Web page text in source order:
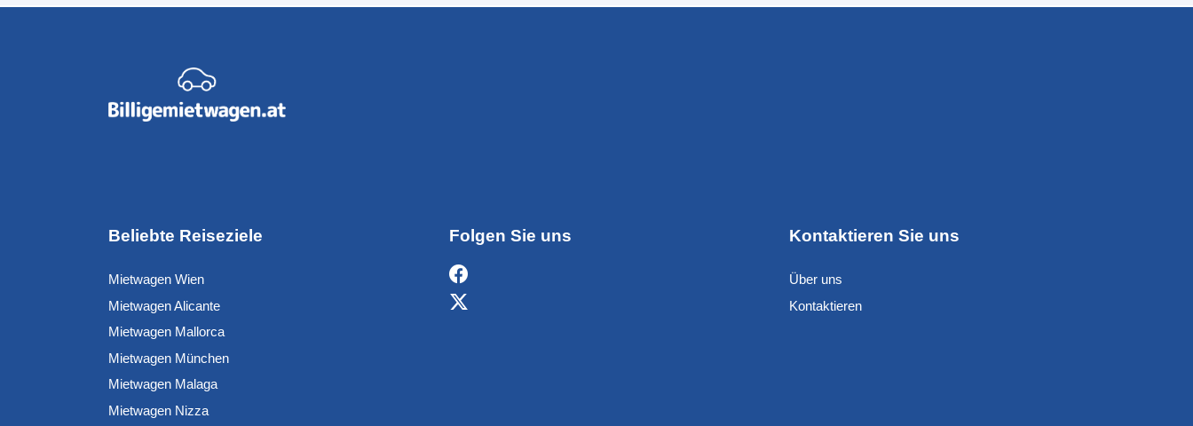
Beliebte Reiseziele
Mietwagen Wien
Mietwagen Alicante
Mietwagen Mallorca
Mietwagen München
Mietwagen Malaga
Mietwagen Nizza
Folgen Sie uns Kontaktieren Sie uns
Über uns
Kontaktieren